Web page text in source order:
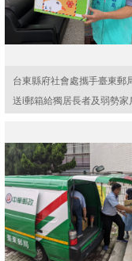
台東縣府社會處攜手臺東郵
送i郵箱給獨居長者及弱勢家